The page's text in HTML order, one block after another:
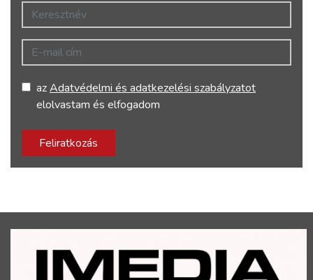
Keresztnév
E-mail cím
azAdatvédelmi és adatkezelési szabályzatot
elolvastam és elfogadom
Feliratkozás